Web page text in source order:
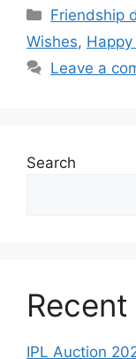
Categories
Friendship
Wishes,
Leave a
Search
IPL Auction